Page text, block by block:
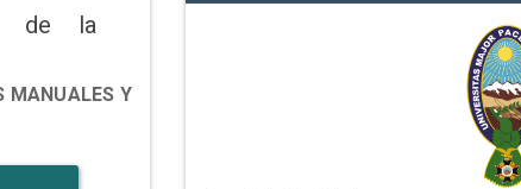
de la
MANUALES Y